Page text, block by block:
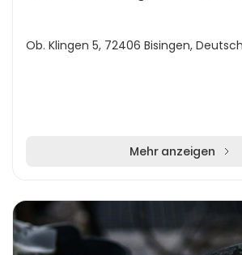
Ob. Klingen 5, 72406 Bisingen,
Mehr anzeigen